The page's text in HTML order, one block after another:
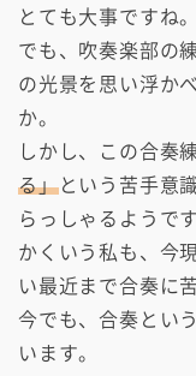
とても大事ですね。
でも、吹奏楽部の
の光景を思い浮か
か。
しかし、この合奏
る」という苦手意
らっしゃるようです
かくいう私も、今
い最近まで合奏に
今でも、合奏とい
います。